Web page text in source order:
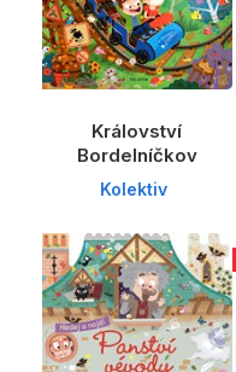
Království
Bordelníčkov
Kolektiv